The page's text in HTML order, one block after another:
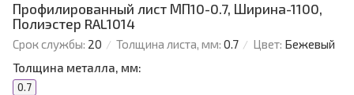
Профилированный лист МП10-0.7, Ширина-1100,
Полиэстер RAL1014
Срок службы: 20 Толщина листа, мм: 0.7 Цвет: Бежевый
Толщина металла, мм:
0.7